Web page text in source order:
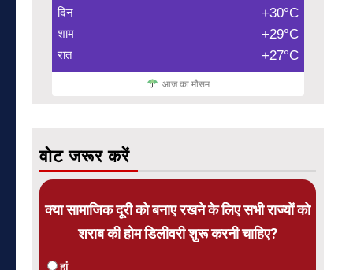
दिन +30°C
शाम +29°C
रात +27°C
आज का मौसम
वोट जरूर करें
क्या सामाजिक दूरी को बनाए रखने के लिए सभी राज्यों को
शराब की होम डिलीवरी शुरू करनी चाहिए?
हां